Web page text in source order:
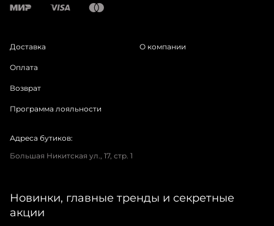
Доставка
Оплата
Возврат
Программа лояльности
О компании
Адреса бутиков:
Большая Никитская ул., 17, стр. 1
Новинки, главные тренды и секретные
акции